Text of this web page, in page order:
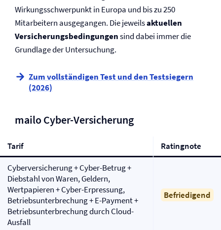
Wirkungsschwerpunkt in Europa und bis zu 250
Mitarbeitern ausgegangen. Die jeweilsaktuellen
Versicherungs­bedingungensind dabei immer die
Grundlage der Untersuchung.
Zum vollständigen Test und den Testsiegern
(2026)
mailo Cyber-Versicherung
Tarif
Ratingnote
Cyber­versicherung + Cyber-Betrug +
Diebstahl von Waren, Geldern,
Wertpapieren + Cyber-Erpressung,
Betriebs­unterbrechung + E-Payment +
Betriebs­unterbrechung durch Cloud-
Ausfall
Befriedigend